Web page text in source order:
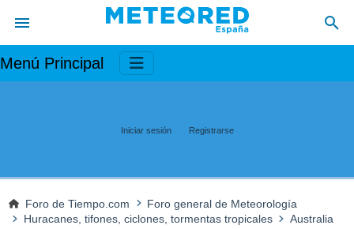
Menú Principal
Iniciar sesión Registrarse
Foro de Tiempo.com
Foro general de Meteorología
Huracanes, tifones, ciclones, tormentas tropicales
Australia